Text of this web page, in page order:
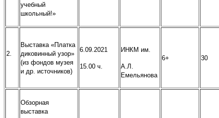
учебный
школьный!»
2.
Выставка «Платка
диковинный узор»
(из фондов музея
и др. источников)
6.09.2021
15.00 ч.
ИНКМ им.
А.Л.
Емельянова
6+ 30
Обзорная
выставка